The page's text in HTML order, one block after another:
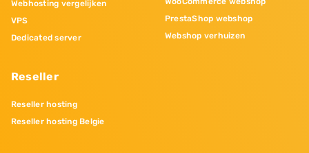
Webhosting vergelijken
VPS
Dedicated server
Reseller
Reseller hosting
Reseller hosting Belgie
PrestaShop webshop
Webshop verhuizen